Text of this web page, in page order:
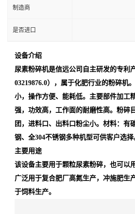
制造商
是否进口
设备介绍
尿素粉碎机是信远公司自主研发的专利
03219876.0），属于化肥行业的粉碎机
小，操作方便、能耗低。主要部件加工
强，功效高，工作面的耐磨性高。粉碎
团，进料口、出料口粉尘小。材料：有
钢、全304不锈钢多种机型可供客户选择
主要用途
该设备主要用于颗粒尿素粉碎，也可以
广泛用于复合肥厂高氮生产，冲施肥生
于饲料生产。